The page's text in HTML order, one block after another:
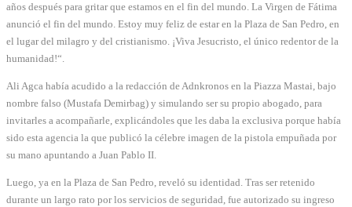
años después para gritar que estamos en el fin del mundo. La Virgen de Fátima
anunció el fin del mundo. Estoy muy feliz de estar en la Plaza de San Pedro, en
el lugar del milagro y del cristianismo. ¡Viva Jesucristo, el único redentor de la
humanidad!“.
Ali Agca había acudido a la redacción de Adnkronos en la Piazza Mastai, bajo
nombre falso (Mustafa Demirbag) y simulando ser su propio abogado, para
invitarles a acompañarle, explicándoles que les daba la exclusiva porque había
sido esta agencia la que publicó la célebre imagen de la pistola empuñada por
su mano apuntando a Juan Pablo II.
Luego, ya en la Plaza de San Pedro, reveló su identidad. Tras ser retenido
durante un largo rato por los servicios de seguridad, fue autorizado su ingreso